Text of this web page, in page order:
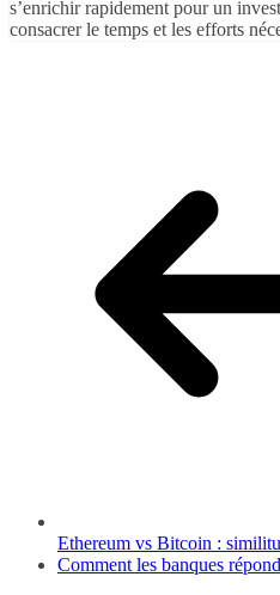
s’enrichir rapidement pour un
consacrer le temps et les efforts
Ethereum vs Bitcoin :
Comment les banques